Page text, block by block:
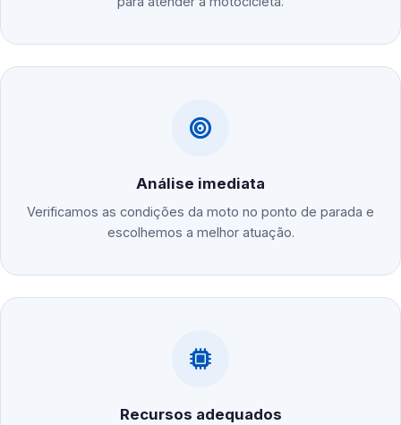
Análise imediata
Verificamos as condições da moto no ponto de parada e
escolhemos a melhor atuação.
Recursos adequados